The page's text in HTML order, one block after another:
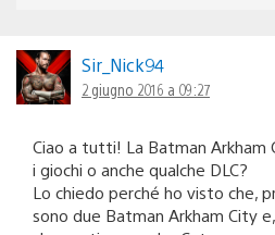
Sir_Nick94
2 giugno 2016 a 09:27
Ciao a tutti! La Batman Arkham
i giochi o anche qualche DLC?
Lo chiedo perché ho visto che,
sono due Batman Arkham City